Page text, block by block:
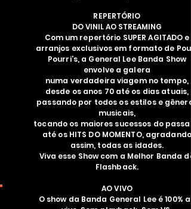
REPERTÓRIO
DO VINIL AO STREAMING
Com um repertório SUPER AGITADO e
arranjos exclusivos em formato de
Pourri’s, a General Lee Banda Show
envolve a galera
numa verdadeira viagem no tempo,
desde os anos 70 até os dias atuais,
passando por todos os estilos e
musicais,
tocando os maiores sucessos do
até os HITS DO MOMENTO, agradando
assim, todas as idades.
Viva esse Show com a Melhor Banda de
Flashback.
AO VIVO
O show da Banda General Lee é 100% ao